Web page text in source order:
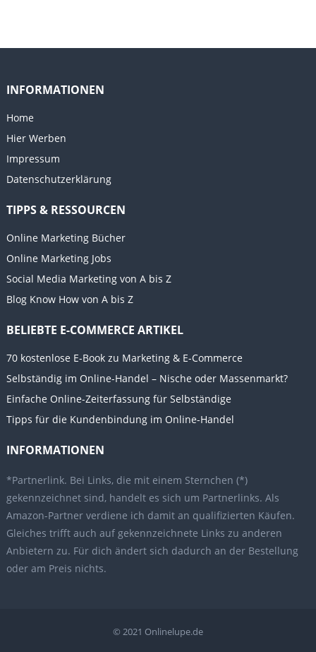
INFORMATIONEN
Home
Hier Werben
Impressum
Datenschutzerklärung
TIPPS & RESSOURCEN
Online Marketing Bücher
Online Marketing Jobs
Social Media Marketing von A bis Z
Blog Know How von A bis Z
BELIEBTE E-COMMERCE ARTIKEL
70 kostenlose E-Book zu Marketing & E-Commerce
Selbständig im Online-Handel – Nische oder Massenmarkt?
Einfache Online-Zeiterfassung für Selbständige
Tipps für die Kundenbindung im Online-Handel
INFORMATIONEN
*Partnerlink. Bei Links, die mit einem Sternchen (*)
gekennzeichnet sind, handelt es sich um Partnerlinks. Als
Amazon-Partner verdiene ich damit an qualifizierten Käufen.
Gleiches trifft auch auf gekennzeichnete Links zu anderen
Anbietern zu. Für dich ändert sich dadurch an der Bestellung
oder am Preis nichts.
© 2021 Onlinelupe.de